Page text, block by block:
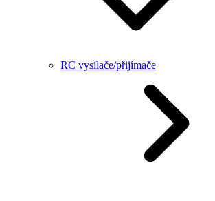
RC vysílače/přijímače